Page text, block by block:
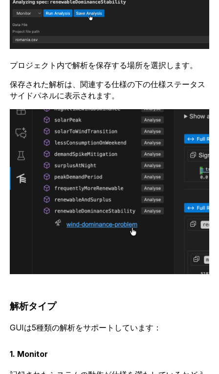
プロジェクト内で解析を保存する場所を選択します。
保存された解析は、関連する仕様の下の仕様ステータス
サイドパネルに表示されます。
解析タイプ
GUIは5種類の解析をサポートしています：
1. Monitor